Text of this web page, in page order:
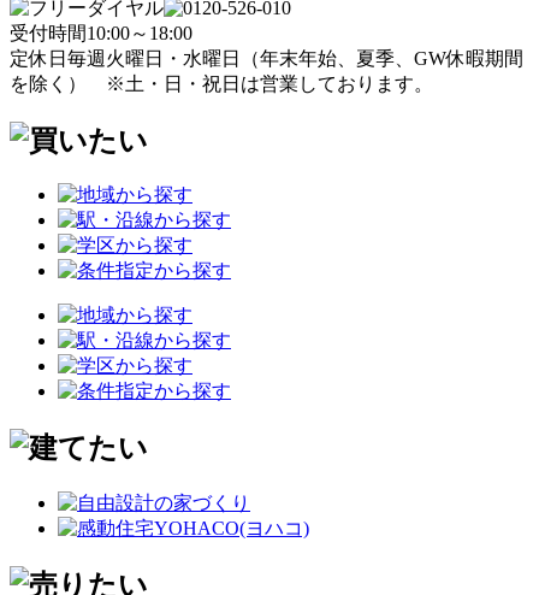
受付時間10:00～18:00
定休日 毎週火曜日・水曜日
（年末年始、夏季、GW休暇期間
を除く）
※土・日・祝日は営業しております。